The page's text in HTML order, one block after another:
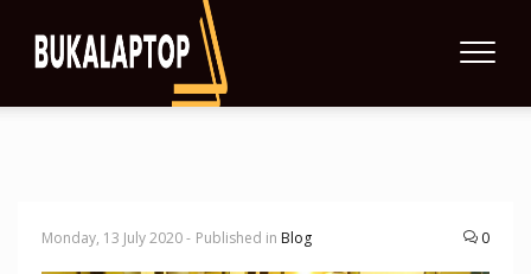
Monday, 13 July 2020 - Published in Blog 0